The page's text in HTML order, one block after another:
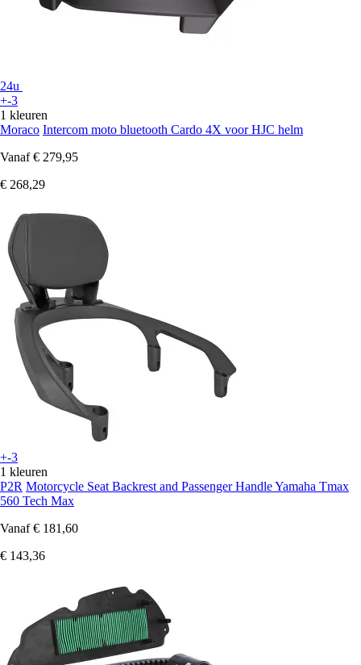
24u
+-3
1 kleuren
Moraco Intercom moto bluetooth Cardo 4X voor HJC helm
Vanaf € 279,95
€ 268,29
+-3
1 kleuren
P2R Motorcycle Seat Backrest and Passenger Handle Yamaha Tmax
560 Tech Max
Vanaf € 181,60
€ 143,36